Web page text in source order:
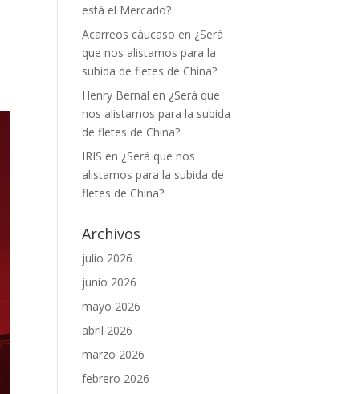
está el Mercado?
Acarreos cáucaso en ¿Será
que nos alistamos para la
subida de fletes de China?
Henry Bernal en ¿Será que
nos alistamos para la subida
de fletes de China?
IRIS en ¿Será que nos
alistamos para la subida de
fletes de China?
Archivos
julio 2026
junio 2026
mayo 2026
abril 2026
marzo 2026
febrero 2026